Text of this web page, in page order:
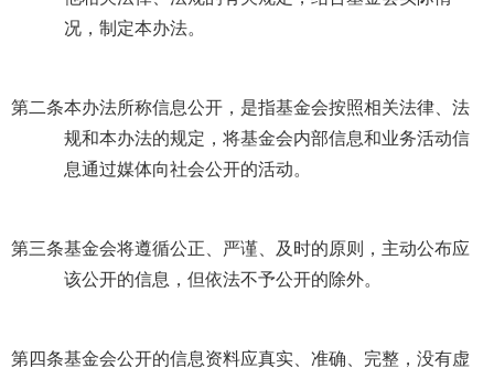
况，制定本办法。
第二条本办法所称信息公开，是指基金会按照相关法律、法
规和本办法的规定，将基金会内部信息和业务活动信
息通过媒体向社会公开的活动。
第三条基金会将遵循公正、严谨、及时的原则，主动公布应
该公开的信息，但依法不予公开的除外。
第四条基金会公开的信息资料应真实、准确、完整，没有虚